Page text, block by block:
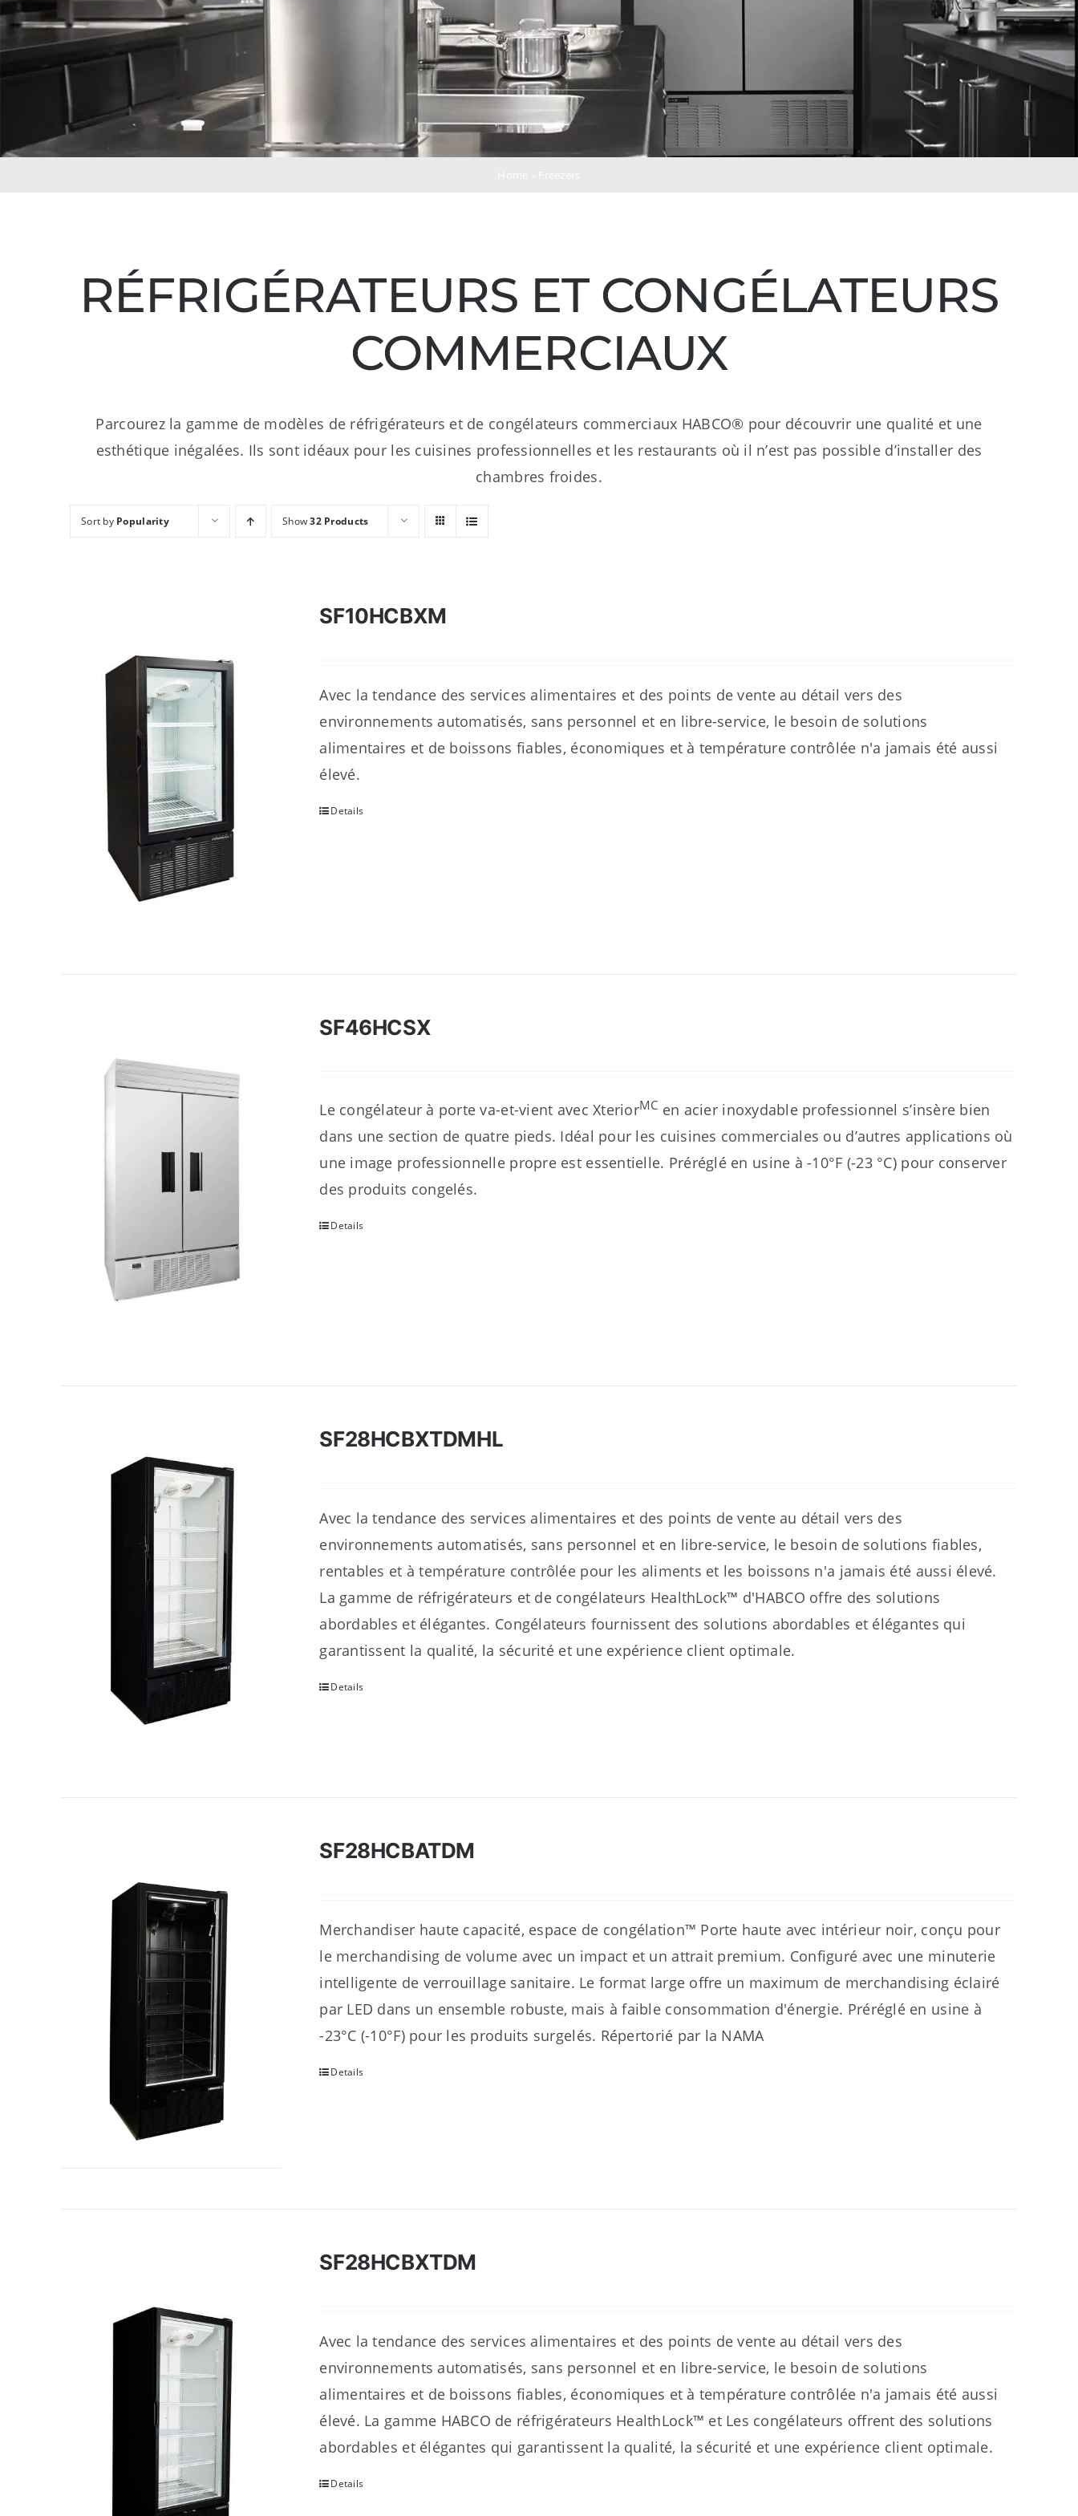
RÉFRIGÉRATEURS ET CONGÉLATEURS
COMMERCIAUX
Parcourez la gamme de modèles de réfrigérateurs et de congélateurs commerciaux HABCO® pour découvrir une qualité et une
esthétique inégalées. Ils sont idéaux pour les cuisines professionnelles et les restaurants où il n’est pas possible d’installer des
chambres froides.
Sort by Popularity Show32 Products
SF10HCBXM
Avec la tendance des services alimentaires et des points de vente au détail vers des
environnements automatisés, sans personnel et en libre-service, le besoin de solutions
alimentaires et de boissons fiables, économiques et à température contrôlée n'a jamais été aussi
élevé.
Details
SF46HCSX
Le congélateur à porte va-et-vient avec XteriorMC en acier inoxydable professionnel s’insère bien
dans une section de quatre pieds. Idéal pour les cuisines commerciales ou d’autres applications où
une image professionnelle propre est essentielle. Préréglé en usine à -10°F (-23 °C) pour conserver
des produits congelés.
Details
SF28HCBXTDMHL
Avec la tendance des services alimentaires et des points de vente au détail vers des
environnements automatisés, sans personnel et en libre-service, le besoin de solutions fiables,
rentables et à température contrôlée pour les aliments et les boissons n'a jamais été aussi élevé.
La gamme de réfrigérateurs et de congélateurs HealthLock™ d'HABCO offre des solutions
abordables et élégantes. Congélateurs fournissent des solutions abordables et élégantes qui
garantissent la qualité, la sécurité et une expérience client optimale.
Details
SF28HCBATDM
Merchandiser haute capacité, espace de congélation™ Porte haute avec intérieur noir, conçu pour
le merchandising de volume avec un impact et un attrait premium. Configuré avec une minuterie
intelligente de verrouillage sanitaire. Le format large offre un maximum de merchandising éclairé
par LED dans un ensemble robuste, mais à faible consommation d'énergie. Préréglé en usine à
-23°C (-10°F) pour les produits surgelés. Répertorié par la NAMA
Details
SF28HCBXTDM
Avec la tendance des services alimentaires et des points de vente au détail vers des
environnements automatisés, sans personnel et en libre-service, le besoin de solutions
alimentaires et de boissons fiables, économiques et à température contrôlée n'a jamais été aussi
élevé. La gamme HABCO de réfrigérateurs HealthLock™ et Les congélateurs offrent des solutions
abordables et élégantes qui garantissent la qualité, la sécurité et une expérience client optimale.
Details